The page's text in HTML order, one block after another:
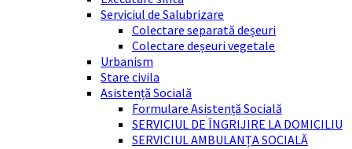
Serviciul de Salubrizare
Colectare separată deșeuri
Colectare deșeuri vegetale
Urbanism
Stare civila
Asistență Socială
Formulare Asistență Socială
SERVICIUL DE ÎNGRIJIRE LA DOMICILIU
SERVICIUL AMBULANȚA SOCIALĂ